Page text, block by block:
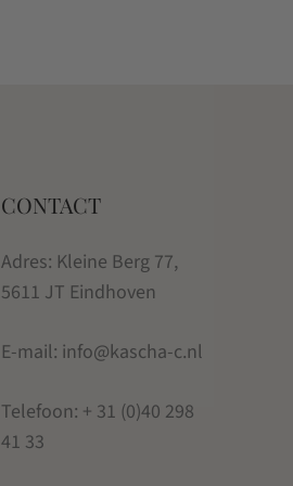
CONTACT
Adres: Kleine Berg 77,
5611 JT Eindhoven
E-mail: info@kascha-c.nl
Telefoon: + 31 (0)40 298
41 33